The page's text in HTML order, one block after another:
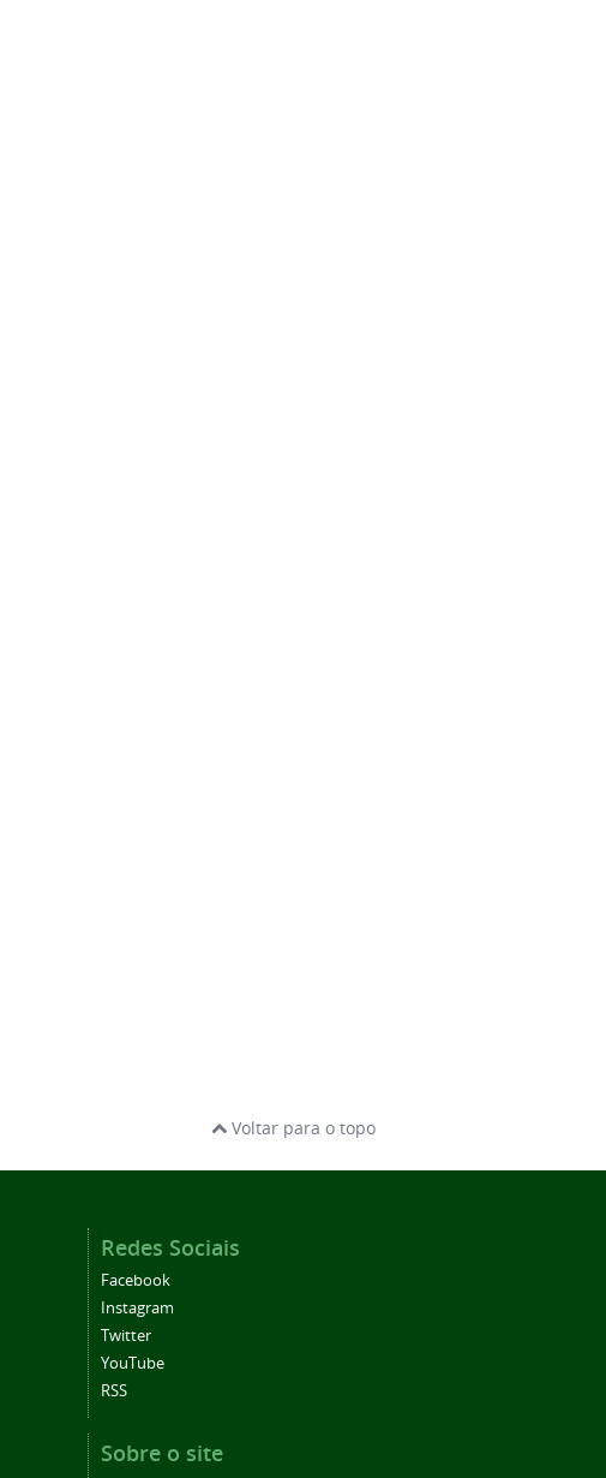
Voltar para o topo
Redes Sociais
Facebook
Instagram
Twitter
YouTube
RSS
Sobre o site